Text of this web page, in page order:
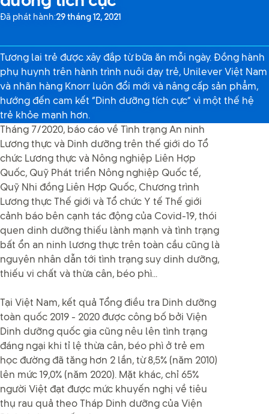
Đã phát hành:29 tháng 12, 2021
Tương lai trẻ được xây đắp từ bữa ăn mỗi ngày. Đồng hành
phụ huynh trên hành trình nuôi dạy trẻ, Unilever Việt Nam
và nhãn hàng Knorr luôn đổi mới và nâng cấp sản phẩm,
hướng đến cam kết “Dinh dưỡng tích cực” vì một thế hệ
trẻ khỏe mạnh hơn.
Tháng 7/2020, báo cáo về Tình trạng An ninh
Lương thực và Dinh dưỡng trên thế giới do Tổ
chức Lương thực và Nông nghiệp Liên Hợp
Quốc, Quỹ Phát triển Nông nghiệp Quốc tế,
Quỹ Nhi đồng Liên Hợp Quốc, Chương trình
Lương thực Thế giới và Tổ chức Y tế Thế giới
cảnh báo bên cạnh tác động của Covid-19, thói
quen dinh dưỡng thiếu lành mạnh và tình trạng
bất ổn an ninh lương thực trên toàn cầu cũng là
nguyên nhân dẫn tới tình trạng suy dinh dưỡng,
thiếu vi chất và thừa cân, béo phì...
Tại Việt Nam, kết quả Tổng điều tra Dinh dưỡng
toàn quốc 2019 - 2020 được công bố bởi Viện
Dinh dưỡng quốc gia cũng nêu lên tình trạng
đáng ngại khi tỉ lệ thừa cân, béo phì ở trẻ em
học đường đã tăng hơn 2 lần, từ 8,5% (năm 2010)
lên mức 19,0% (năm 2020). Mặt khác, chỉ 65%
người Việt đạt được mức khuyến nghị về tiêu
thụ rau quả theo Tháp Dinh dưỡng của Viện